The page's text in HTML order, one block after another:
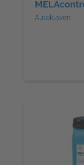
Autoklaven